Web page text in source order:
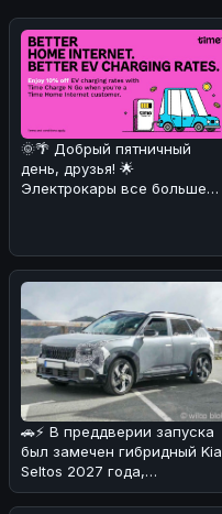
🌞🌴 Добрый пятничный
день, друзья! 🌟
Электрокары все больше
🚗⚡ В преддверии запуска
был замечен гибридный Kia
Seltos 2027 года,
проходящий испытания в